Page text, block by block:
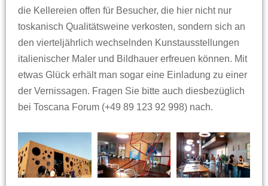
die Kellereien offen für Besucher, die hier nicht nur
toskanisch Qualitätsweine verkosten, sondern sich an
den vierteljährlich wechselnden Kunstausstellungen
italienischer Maler und Bildhauer erfreuen können. Mit
etwas Glück erhält man sogar eine Einladung zu einer
der Vernissagen. Fragen Sie bitte auch diesbezüglich
bei Toscana Forum (+49 89 123 92 998) nach.